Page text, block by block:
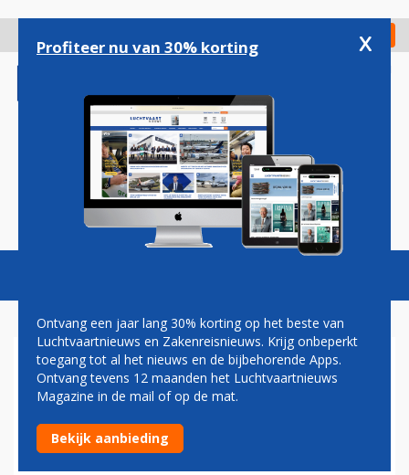
gaan
Check in
Magazine Podcasts Vacatures
737-700NG
Nieuwe vliegtuigorder United voor Boeing 737
08-03-2016 - 15:02
Profiteer nu van 30% korting x
Ontvang een jaar lang 30% korting op het beste van
Luchtvaartnieuws en Zakenreisnieuws. Krijg onbeperkt
toegang tot al het nieuws en de bijbehorende Apps.
Ontvang tevens 12 maanden het Luchtvaartnieuws
Magazine in de mail of op de mat.
Bekijk aanbieding